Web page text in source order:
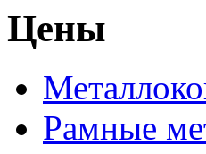
Цены
Рамные